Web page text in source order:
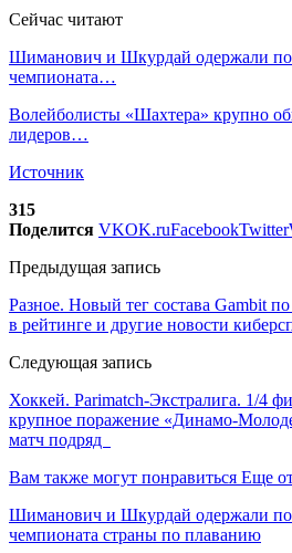
Сейчас читают
Шиманович и Шкурдай одержали
чемпионата…
Волейболисты «Шахтера» крупно
лидеров…
Источник
315
Поделится VKOK.ruFacebookTwitter
Предыдущая запись
Разное. Новый тег состава Gambit
в рейтинге и другие новости
Следующая запись
Хоккей. Parimatch-Экстралига. 1/4
крупное поражение «Динамо-
матч подряд
Вам также могут понравиться Еще
Шиманович и Шкурдай одержали
чемпионата страны по плаванию